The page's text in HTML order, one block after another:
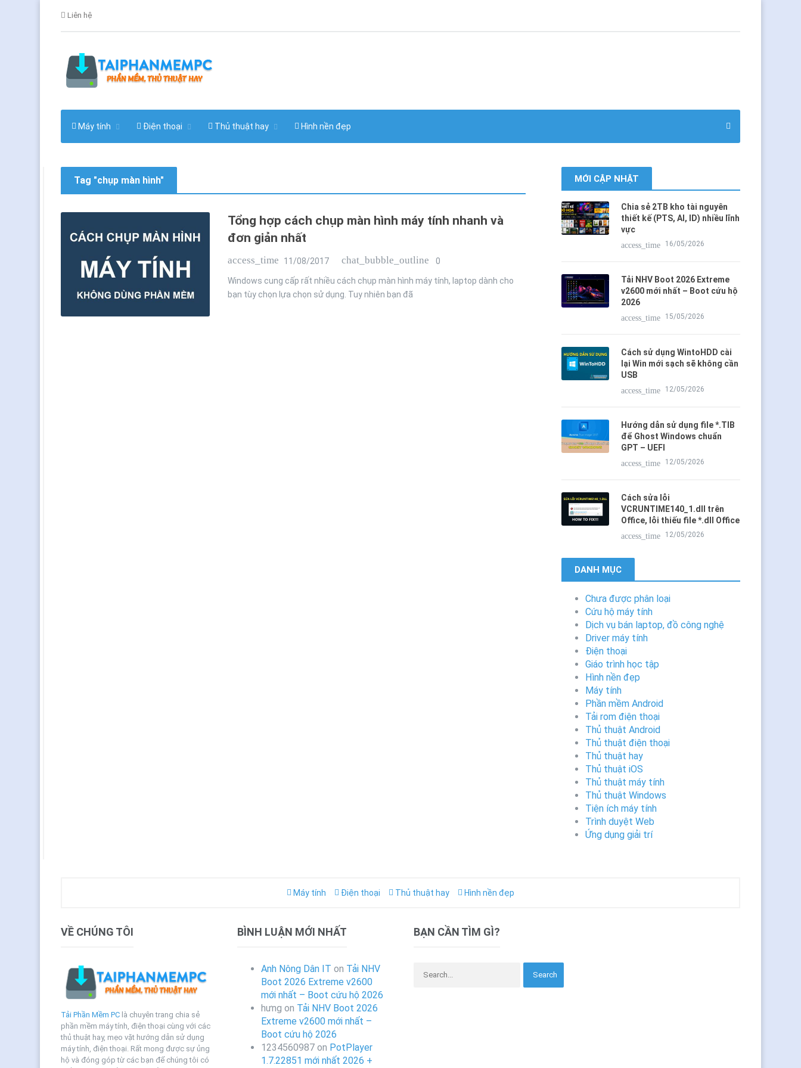
Liên hệ
Máy tính Điện thoại Thủ thuật hay Hình nền đẹp
Tag "chụp màn hình"
Tổng hợp cách chụp màn hình máy tính nhanh và
đơn giản nhất
access_time 11/08/2017 chat_bubble_outline 0
Windows cung cấp rất nhiều cách chụp màn hình máy tính, laptop dành cho
bạn tùy chọn lựa chọn sử dụng. Tuy nhiên bạn đã
MỚI CẬP NHẬT
Chia sẻ 2TB kho tài nguyên
thiết kế (PTS, AI, ID) nhiều lĩnh
vực
access_time
16/05/2026
Tải NHV Boot 2026 Extreme
v2600 mới nhất – Boot cứu hộ
2026
access_time
15/05/2026
Cách sử dụng WintoHDD cài
lại Win mới sạch sẽ không cần
USB
access_time
12/05/2026
Hướng dẫn sử dụng file *.TIB
để Ghost Windows chuẩn
GPT – UEFI
access_time
12/05/2026
Cách sửa lỗi
VCRUNTIME140_1.dll trên
Office, lỗi thiếu file *.dll Office
access_time
12/05/2026
DANH MỤC
Chưa được phân loại
Cứu hộ máy tính
Dịch vụ bán laptop, đồ công nghệ
Driver máy tính
Điện thoại
Giáo trình học tập
Hình nền đẹp
Máy tính
Phần mềm Android
Tải rom điện thoại
Thủ thuật Android
Thủ thuật điện thoại
Thủ thuật hay
Thủ thuật iOS
Thủ thuật máy tính
Thủ thuật Windows
Tiện ích máy tính
Trình duyệt Web
Ứng dụng giải trí
Máy tính Điện thoại Thủ thuật hay Hình nền đẹp
VỀ CHÚNG TÔI
Tải Phần Mềm PC là chuyên trang chia sẻ
phần mềm máy tính, điện thoại cùng với các
thủ thuật hay, mẹo vặt hướng dẫn sử dụng
máy tính, điện thoại. Rất mong được sự ủng
hộ và đóng góp từ các bạn để chúng tôi có
BÌNH LUẬN MỚI NHẤT
Anh Nông Dân IT on Tải NHV
Boot 2026 Extreme v2600
mới nhất – Boot cứu hộ 2026
hưng on Tải NHV Boot 2026
Extreme v2600 mới nhất –
Boot cứu hộ 2026
1234560987on PotPlayer
1.7.22851 mới nhất 2026 +
BẠN CẦN TÌM GÌ?